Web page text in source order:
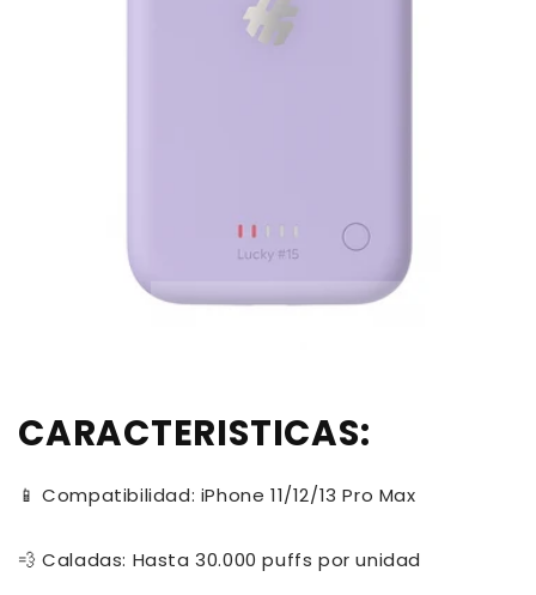
CARACTERISTICAS:
📱 Compatibilidad: iPhone 11/12/13 Pro Max
💨 Caladas: Hasta 30.000 puffs por unidad